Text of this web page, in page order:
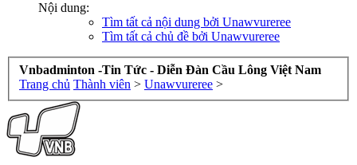
Nội dung:
Tìm tất cả nội dung bởi Unawvureree
Tìm tất cả chủ đề bởi Unawvureree
Vnbadminton -Tin Tức - Diễn Đàn Cầu Lông Việt Nam
Trang chủ Thành viên > Unawvureree >